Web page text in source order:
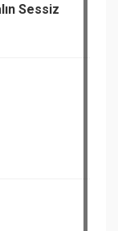
Sessiz